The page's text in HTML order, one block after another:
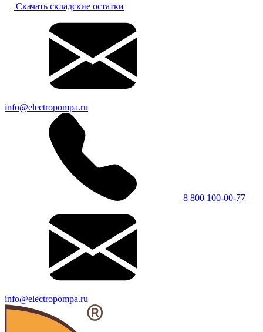
Скачать складские остатки
info@electropompa.ru
8 800 100-00-77
info@electropompa.ru